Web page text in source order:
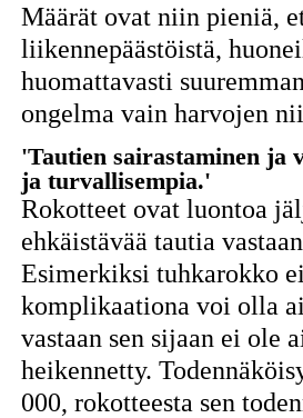
Määrät ovat niin pieniä,
liikennepäästöistä,
huomattavasti
ongelma vain harvojen
'Tautien sairastaminen ja
ja turvallisempia.'
Rokotteet ovat luontoa
ehkäistävää tautia
Esimerkiksi tuhkarokko
komplikaationa voi olla
vastaan sen sijaan ei ole
heikennetty.
000, rokotteesta sen